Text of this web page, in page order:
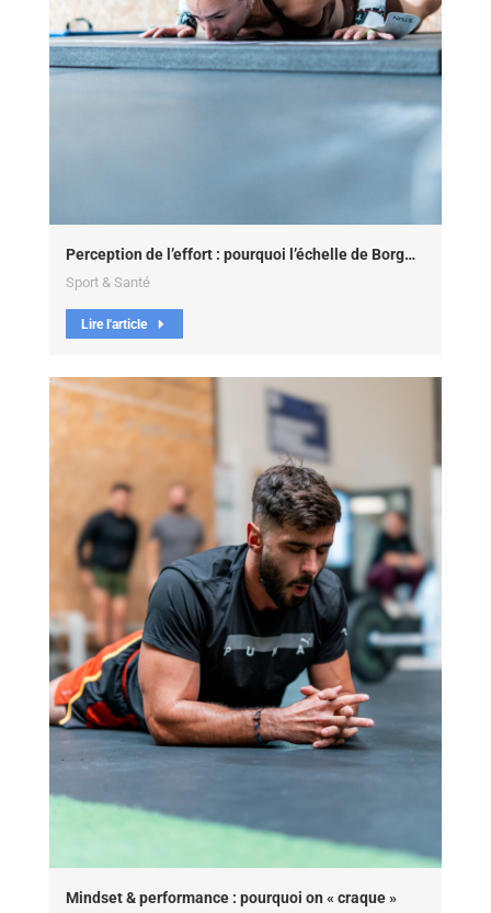
Perception de l’effort : pourquoi l’échelle de Borg…
Sport & Santé
Lire l'article
Mindset & performance : pourquoi on « craque »